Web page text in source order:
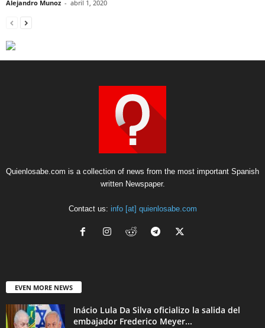
Alejandro Munoz - abril 1, 2020
Quienlosabe.com is a collection of news from the most important Spanish
written Newspaper.
Contact us: info [at] quienlosabe.com
EVEN MORE NEWS
Inácio Lula Da Silva oficializo la salida del
embajador Frederico Meyer...